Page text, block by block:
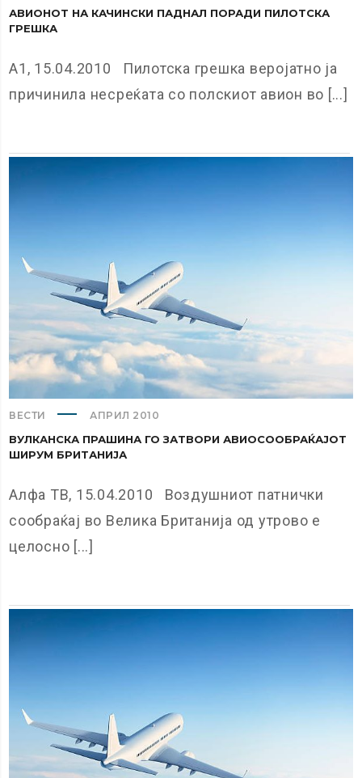
АВИОНОТ НА КАЧИНСКИ ПАДНАЛ ПОРАДИ ПИЛОТСКА
ГРЕШКА
А1, 15.04.2010 Пилотска грешка веројатно ја
причинила несреќата со полскиот авион во [...]
ВЕСТИ АПРИЛ 2010
ВУЛКАНСКА ПРАШИНА ГО ЗАТВОРИ АВИОСООБРАЌАЈОТ
ШИРУМ БРИТАНИЈА
Алфа ТВ, 15.04.2010 Воздушниот патнички
сообраќај во Велика Британија од утрово е
целосно [...]